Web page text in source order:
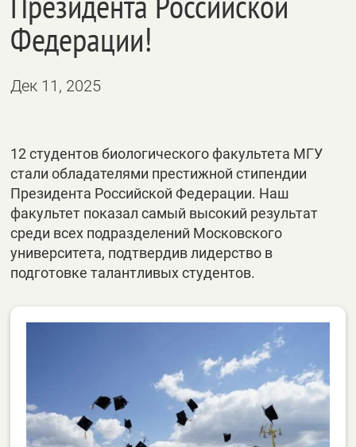
Федерации!
Дек 11, 2025
12 студентов биологического факультета МГУ
стали обладателями престижной стипендии
Президента Российской Федерации. Наш
факультет показал самый высокий результат
среди всех подразделений Московского
университета, подтвердив лидерство в
подготовке талантливых студентов.